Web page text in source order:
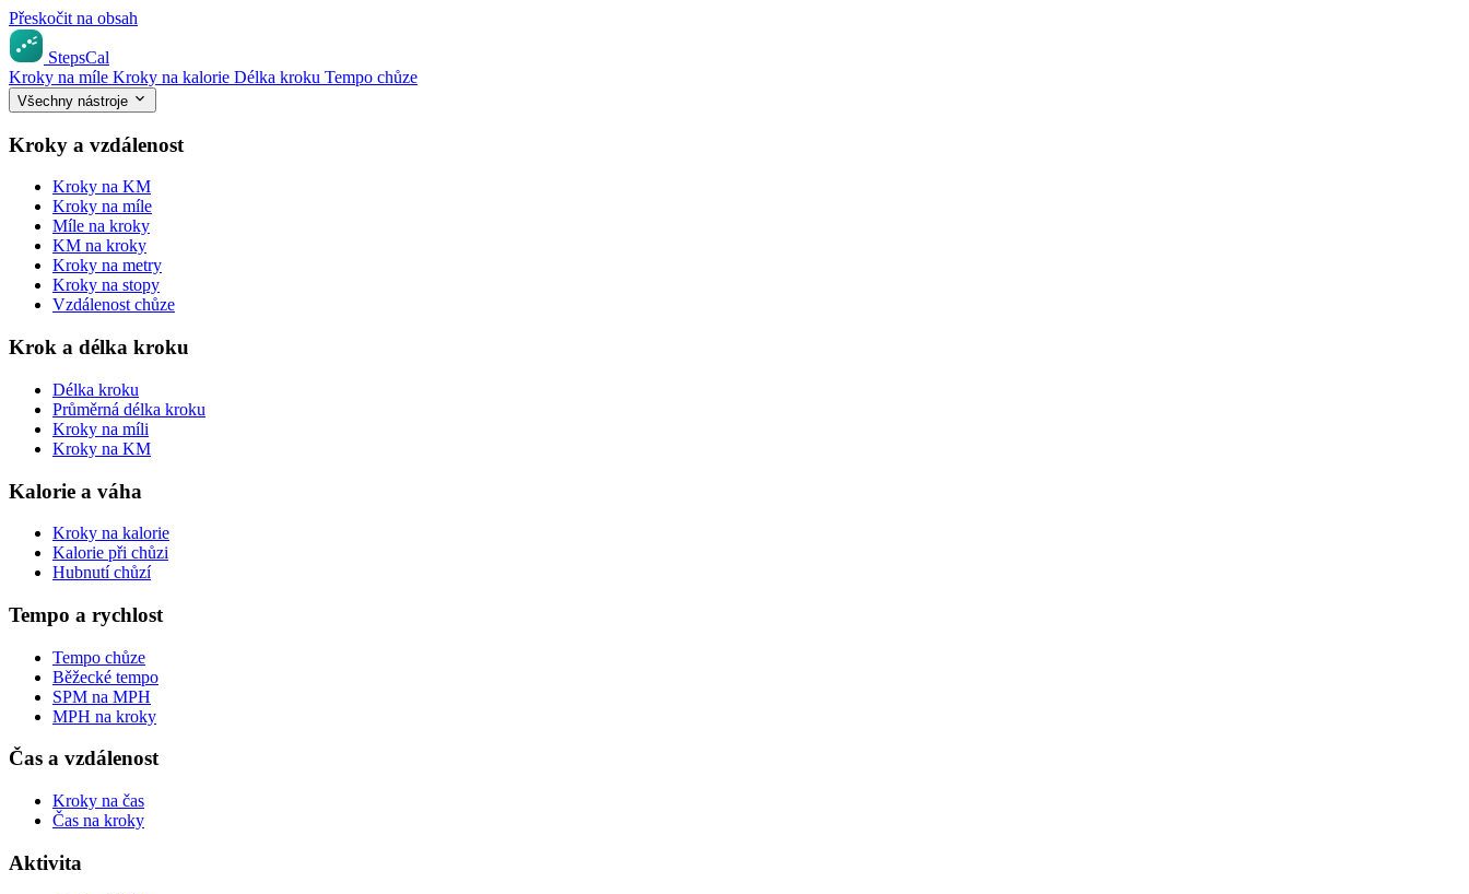
Přeskočit na obsah
StepsCal
Kroky na míle Kroky na kalorie Délka kroku Tempo chůze
Všechny nástroje
Kroky a vzdálenost
Kroky na KM
Kroky na míle
Míle na kroky
KM na kroky
Kroky na metry
Kroky na stopy
Vzdálenost chůze
Krok a délka kroku
Délka kroku
Průměrná délka kroku
Kroky na míli
Kroky na KM
Kalorie a váha
Kroky na kalorie
Kalorie při chůzi
Hubnutí chůzí
Tempo a rychlost
Tempo chůze
Běžecké tempo
SPM na MPH
MPH na kroky
Čas a vzdálenost
Kroky na čas
Čas na kroky
Aktivita